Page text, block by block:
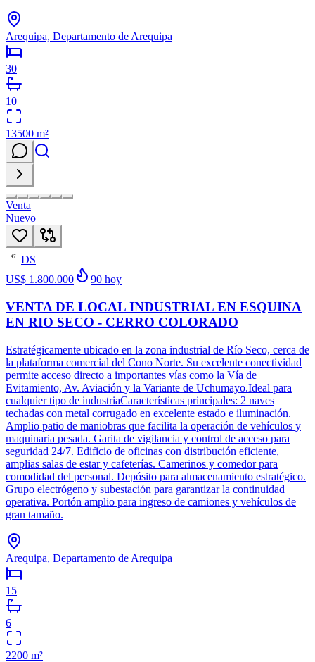
Arequipa, Departamento de Arequipa
30
10
13500 m²
Venta
Nuevo
47
DS
US$ 1.800.000
90 hoy
VENTA DE LOCAL INDUSTRIAL EN ESQUINA
EN RIO SECO - CERRO COLORADO
Estratégicamente ubicado en la zona industrial de Río Seco, cerca de
la plataforma comercial del Cono Norte. Su excelente conectividad
permite acceso directo a importantes vías como la Vía de
Evitamiento, Av. Aviación y la Variante de Uchumayo.Ideal para
cualquier tipo de industriaCaracterísticas principales: 2 naves
techadas con metal corrugado en excelente estado e iluminación.
Amplio patio de maniobras que facilita la operación de vehículos y
maquinaria pesada. Garita de vigilancia y control de acceso para
seguridad 24/7. Edificio de oficinas con distribución eficiente,
amplias salas de estar y cafeterías. Camerinos y comedor para
comodidad del personal. Depósito para almacenamiento estratégico.
Grupo electrógeno y subestación para garantizar la continuidad
operativa. Portón amplio para ingreso de camiones y vehículos de
gran tamaño.
Arequipa, Departamento de Arequipa
15
6
2200 m²